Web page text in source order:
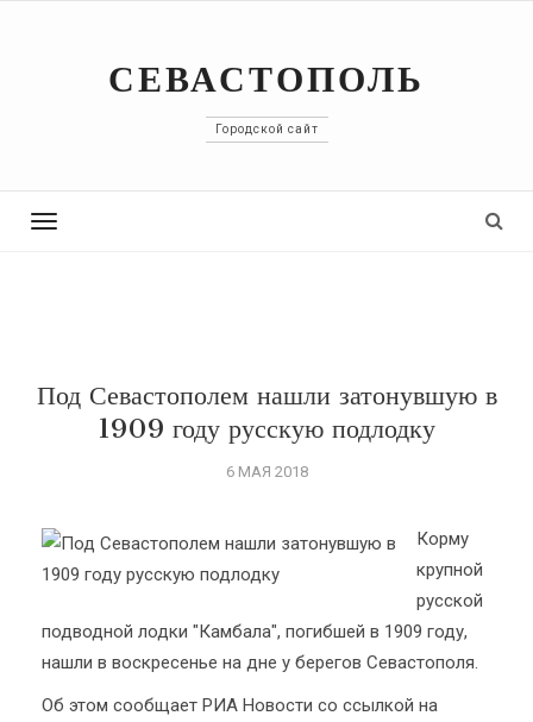
СЕВАСТОПОЛЬ
Городской сайт
Toggle
Под Севастополем нашли затонувшую в
1909 году русскую подлодку
6 МАЯ 2018
Корму
крупной
русской
подводной лодки "Камбала", погибшей в 1909 году,
нашли в воскресенье на дне у берегов Севастополя.
Об этом сообщает РИА Новости со ссылкой на